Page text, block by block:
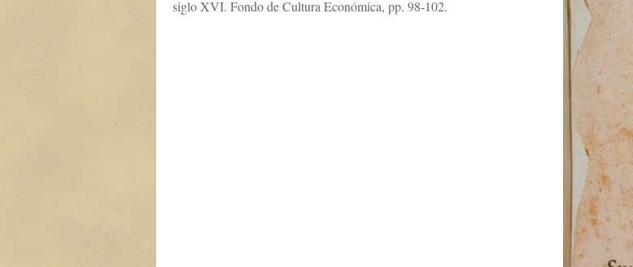
siglo XVI. Fondo de Cultura Económica, pp. 98-102.